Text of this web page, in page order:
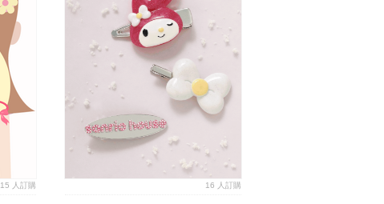
15 人訂購 16 人訂購